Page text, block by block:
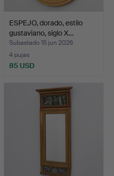
ESPEJO, dorado, estilo
gustaviano, siglo X…
Subastado 15 jun 2026
4 pujas
85 USD